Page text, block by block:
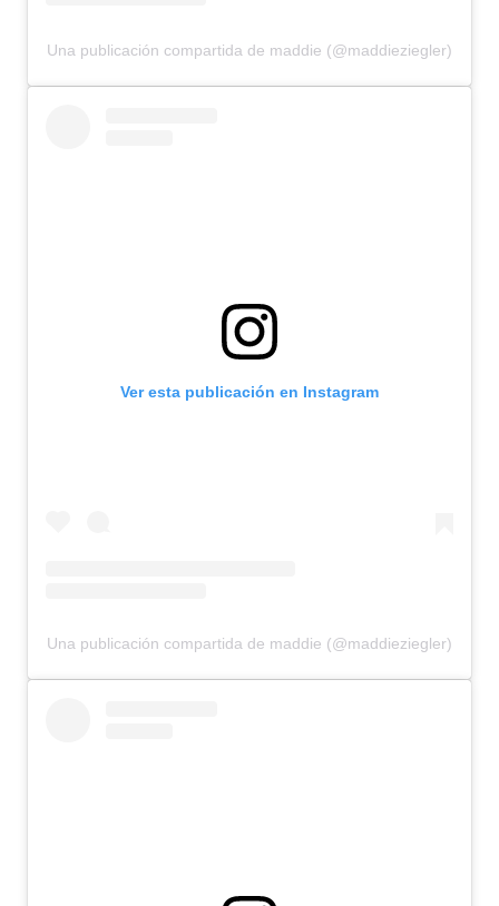
Una publicación compartida de maddie (@maddieziegler)
Ver esta publicación en Instagram
Una publicación compartida de maddie (@maddieziegler)